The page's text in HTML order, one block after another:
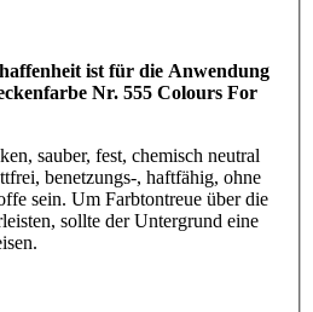
ist für die Anwendung
Nr. 555 Colours For
sauber, fest, chemisch neutral
benetzungs-, haftfähig, ohne
sein. Um Farbtontreue über die
sollte der Untergrund eine